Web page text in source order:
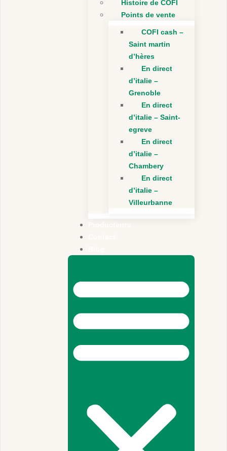
Histoire de COFI
Points de vente
COFI cash –
Saint martin
d’hères
En direct
d’italie –
Grenoble
En direct
d’italie – Saint-
egreve
En direct
d’italie –
Chambery
En direct
d’italie –
Villeurbanne